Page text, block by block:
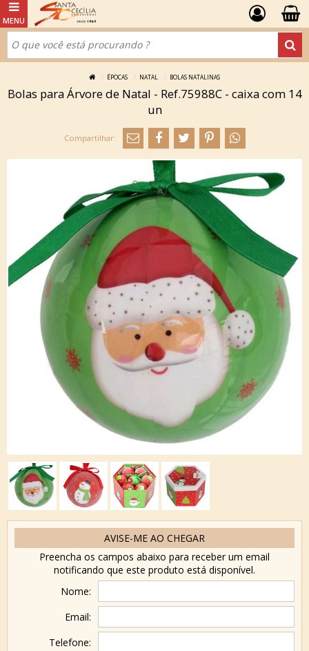
ÉPOCAS NATAL BOLAS NATALINAS
Bolas para Árvore de Natal - Ref.75988C - caixa com 14
un
AVISE-ME AO CHEGAR
Preencha os campos abaixo para receber um email
notificando que este produto está disponível.
Nome:
Email:
Telefone: